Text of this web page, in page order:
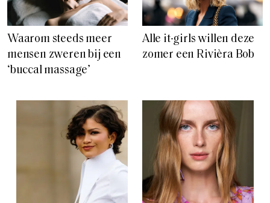
Waarom steeds meer
mensen zweren bij een
‘buccal massage’
Alle it-girls willen deze
zomer een Rivièra Bob